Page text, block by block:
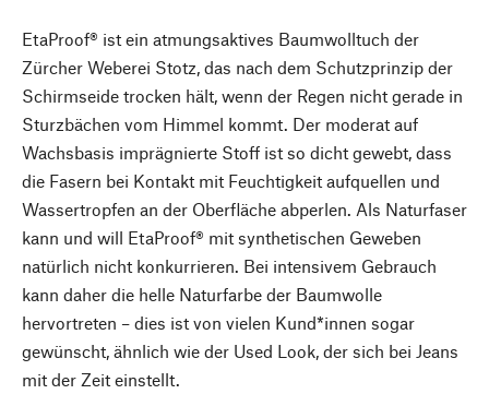
EtaProof® ist ein atmungsaktives Baumwolltuch der
Zürcher Weberei Stotz, das nach dem Schutzprinzip der
Schirmseide trocken hält, wenn der Regen nicht gerade in
Sturzbächen vom Himmel kommt. Der moderat auf
Wachsbasis imprägnierte Stoff ist so dicht gewebt, dass
die Fasern bei Kontakt mit Feuchtigkeit aufquellen und
Wassertropfen an der Oberfläche abperlen. Als Naturfaser
kann und will EtaProof® mit synthetischen Geweben
natürlich nicht konkurrieren. Bei intensivem Gebrauch
kann daher die helle Naturfarbe der Baumwolle
hervortreten – dies ist von vielen Kund*innen sogar
gewünscht, ähnlich wie der Used Look, der sich bei Jeans
mit der Zeit einstellt.